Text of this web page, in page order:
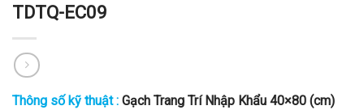
TDTQ-EC09
Thông số kỹ thuật : Gạch Trang Trí Nhập Khẩu 40×80 (cm)